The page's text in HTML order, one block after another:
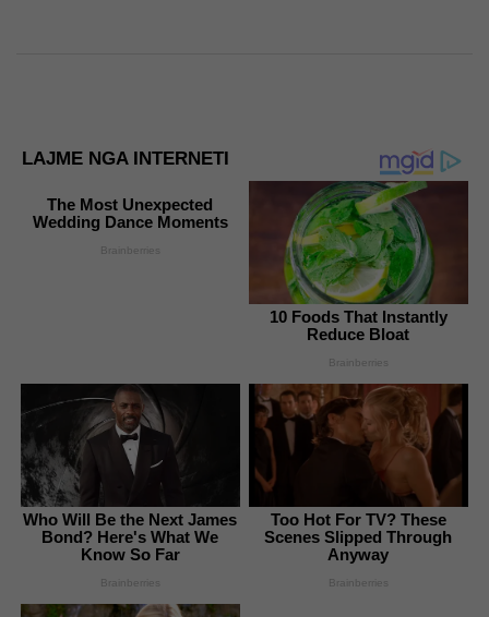
LAJME NGA INTERNETI
The Most Unexpected
Wedding Dance Moments
Brainberries
10 Foods That Instantly
Reduce Bloat
Brainberries
Who Will Be the Next James
Bond? Here's What We
Know So Far
Brainberries
Too Hot For TV? These
Scenes Slipped Through
Anyway
Brainberries